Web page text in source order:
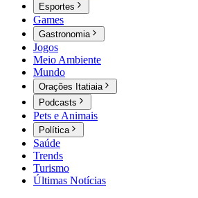
Esportes
Games
Gastronomia
Jogos
Meio Ambiente
Mundo
Orações Itatiaia
Podcasts
Pets e Animais
Política
Saúde
Trends
Turismo
Últimas Notícias